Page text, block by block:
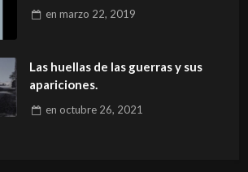
en marzo 22, 2019
Las huellas de las guerras y sus
apariciones.
en octubre 26, 2021